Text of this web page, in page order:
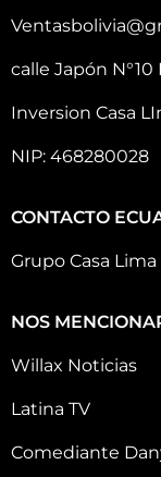
calle Japón N°10
Inversion Casa
NIP: 468280028
CONTACTO
Grupo Casa
NOS
Willax Noticias
Latina TV
Comediante